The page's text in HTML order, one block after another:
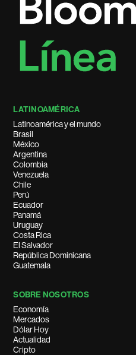
LATINOAMÉRICA
Latinoamérica y el mundo
Brasil
México
Argentina
Colombia
Venezuela
Chile
Perú
Ecuador
Panamá
Uruguay
Costa Rica
El Salvador
República Dominicana
Guatemala
SOBRE NOSOTROS
Economía
Mercados
Dólar Hoy
Actualidad
Cripto